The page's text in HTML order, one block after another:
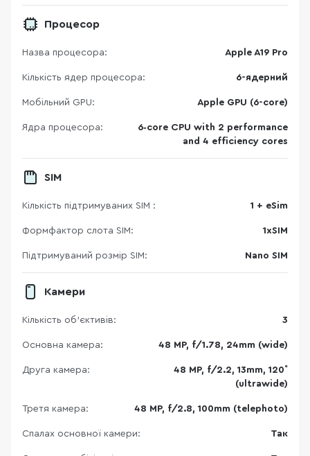
Процесор
Назва процесора: Apple A19 Pro
Кількість ядер процесора: 6-ядерний
Мобільний GPU: Apple GPU (6-core)
Ядра процесора:
6‑core CPU with 2 performance
and 4 efficiency cores
SIM
Кількість підтримуваних SIM : 1 + eSim
Формфактор слота SIM: 1xSIM
Підтримуваний розмір SIM: Nano SIM
Камери
Кількість об'єктивів: 3
Основна камера: 48 MP, f/1.78, 24mm (wide)
Друга камера:
48 MP, f/2.2, 13mm, 120˚
(ultrawide)
Третя камера: 48 MP, f/2.8, 100mm (telephoto)
Спалах основної камери: Так